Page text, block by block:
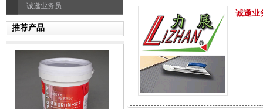
诚邀业务员
推荐产品
诚邀业